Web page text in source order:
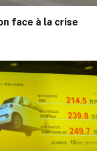
face à la crise